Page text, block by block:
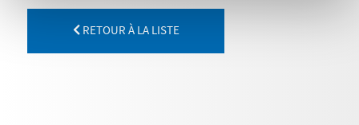
RETOUR À LA LISTE